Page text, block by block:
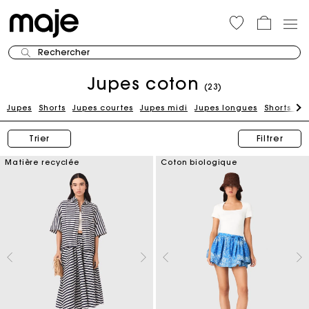
Rechercher
Jupes coton (23)
Jupes Shorts Jupes courtes Jupes midi Jupes longues Shorts en
Trier Filtrer
Matière recyclée Coton biologique